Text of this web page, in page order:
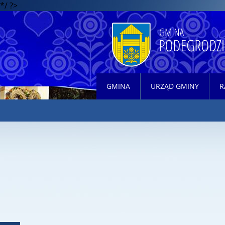
*/ ?>
GMINA URZĄD GMINY